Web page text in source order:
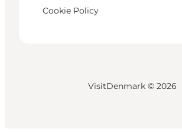
Cookie Policy
VisitDenmark © 2026